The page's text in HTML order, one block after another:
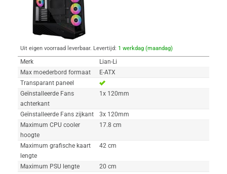
Uit eigen voorraad leverbaar. Levertijd: 1 werkdag (maandag)
Merk
Lian-Li
Max moederbord formaat
E-ATX
Transparant paneel
Geïnstalleerde Fans
achterkant
1x 120mm
Geïnstalleerde Fans zijkant
3x 120mm
Maximum CPU cooler
hoogte
17.8 cm
Maximum grafische kaart
lengte
42 cm
Maximum PSU lengte
20 cm